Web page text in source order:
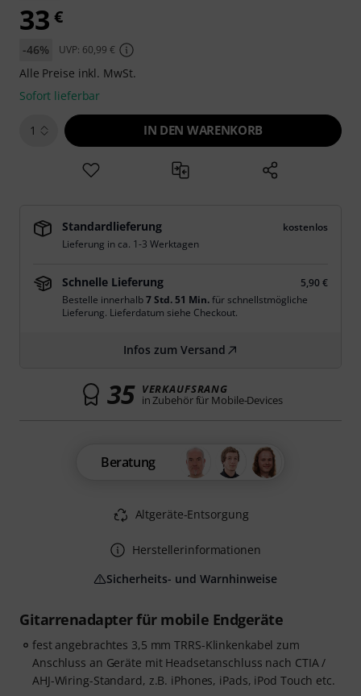
Gitarrenadapter für mobile Endgeräte
fest angebrachtes 3,5 mm TRRS-Klinkenkabel zum
Anschluss an Geräte mit Headsetanschluss nach CTIA /
AHJ-Wiring-Standard, z.B. iPhones, iPads, iPod Touch etc.
33 €
-46% UVP: 60,99 €
Alle Preise inkl. MwSt.
Sofort lieferbar
1 IN DEN WARENKORB
Standardlieferung
kostenlos
Lieferung in ca. 1-3 Werktagen
Schnelle Lieferung
5,90 €
Bestelle innerhalb7 Std. 51 Min.für schnellstmögliche
Lieferung. Lieferdatum siehe Checkout.
Infos zum Versand
35 VERKAUFSRANG
in Zubehör für Mobile-Devices
Beratung
Altgeräte-Entsorgung
Herstellerinformationen
Sicherheits- und Warnhinweise